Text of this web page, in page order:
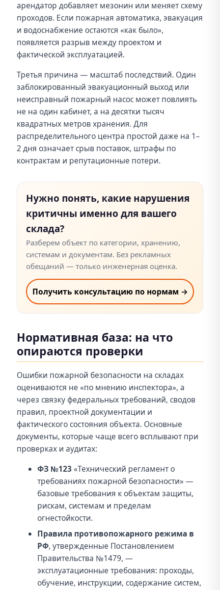
арендатор добавляет мезонин или меняет схему
проходов. Если пожарная автоматика, эвакуация
и водоснабжение остаются «как было»,
появляется разрыв между проектом и
фактической эксплуатацией.
Третья причина — масштаб последствий. Один
заблокированный эвакуационный выход или
неисправный пожарный насос может повлиять
не на один кабинет, а на десятки тысяч
квадратных метров хранения. Для
распределительного центра простой даже на 1–
2 дня означает срыв поставок, штрафы по
контрактам и репутационные потери.
Нужно понять, какие нарушения
критичны именно для вашего
склада?
Разберем объект по категории, хранению,
системам и документам. Без рекламных
обещаний — только инженерная оценка.
Получить консультацию по нормам →
Нормативная база: на что
опираются проверки
Ошибки пожарной безопасности на складах
оцениваются не «по мнению инспектора», а
через связку федеральных требований, сводов
правил, проектной документации и
фактического состояния объекта. Основные
документы, которые чаще всего всплывают при
проверках и аудитах:
ФЗ №123«Технический регламент о
требованиях пожарной безопасности» —
базовые требования к объектам защиты,
рискам, системам и пределам
огнестойкости.
Правила противопожарного режима в
РФ, утвержденные Постановлением
Правительства №1479, —
эксплуатационные требования: проходы,
обучение, инструкции, содержание систем,